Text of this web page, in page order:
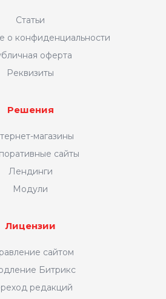
Статьи
о конфиденциальности
оферта
Реквизиты
Решения
магазины
сайты
Лендинги
Модули
Лицензии
сайтом
Битрикс
редакций